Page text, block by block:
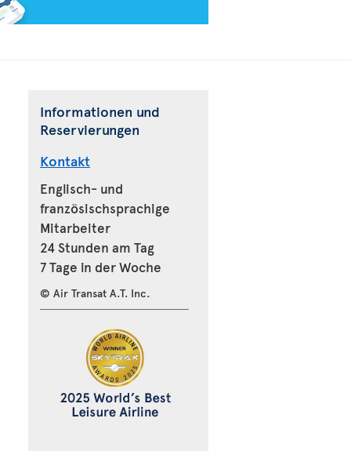
Informationen und
Reservierungen
Kontakt
Englisch- und
französischsprachige
Mitarbeiter
24 Stunden am Tag
7 Tage in der Woche
© Air Transat A.T. Inc.